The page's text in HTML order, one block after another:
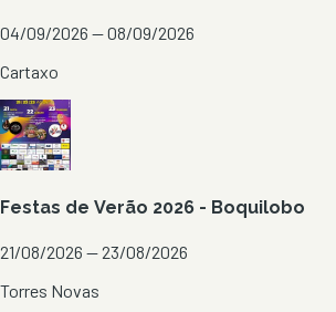
04/09/2026 — 08/09/2026
Cartaxo
Festas de Verão 2026 - Boquilobo
21/08/2026 — 23/08/2026
Torres Novas